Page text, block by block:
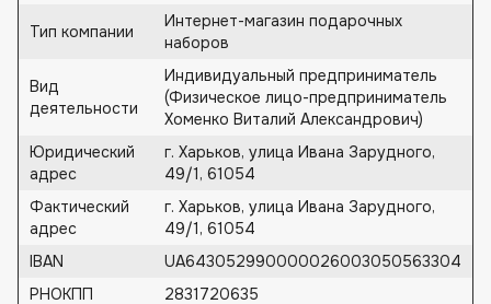
Тип компании
Интернет-магазин подарочных
наборов
Вид
деятельности
Индивидуальный предприниматель
(Физическое лицо-предприниматель
Хоменко Виталий Александрович)
Юридический
адрес
г. Харьков, улица Ивана Зарудного,
49/1, 61054
Фактический
адрес
г. Харьков, улица Ивана Зарудного,
49/1, 61054
IBAN
UA643052990000026003050563304
РНОКПП
2831720635